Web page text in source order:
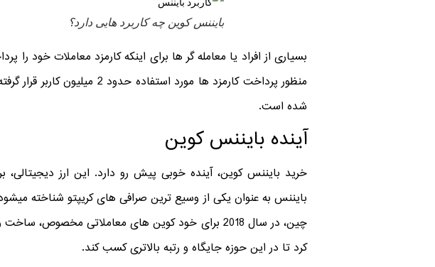
بایننس کوین چه کاربرد هایی دارد؟
شده است.
آینده بایننس کوین
بایننس به عنوان یکی از وسیع ترین صرافی های کریپتو شناخته
چین، در سال 2018 برای خود کوین های معاملاتی
کرد تا در این حوزه جایگاه و رتبه بالاتری کسب کند.